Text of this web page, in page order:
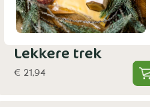
Lekkere trek
€ 21,94